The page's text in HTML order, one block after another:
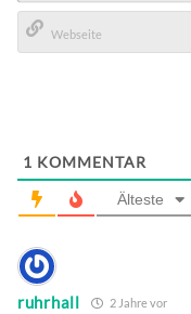
E-
Mail*
1 KOMMENTAR
Älteste
ruhrhall 2 Jahre vor